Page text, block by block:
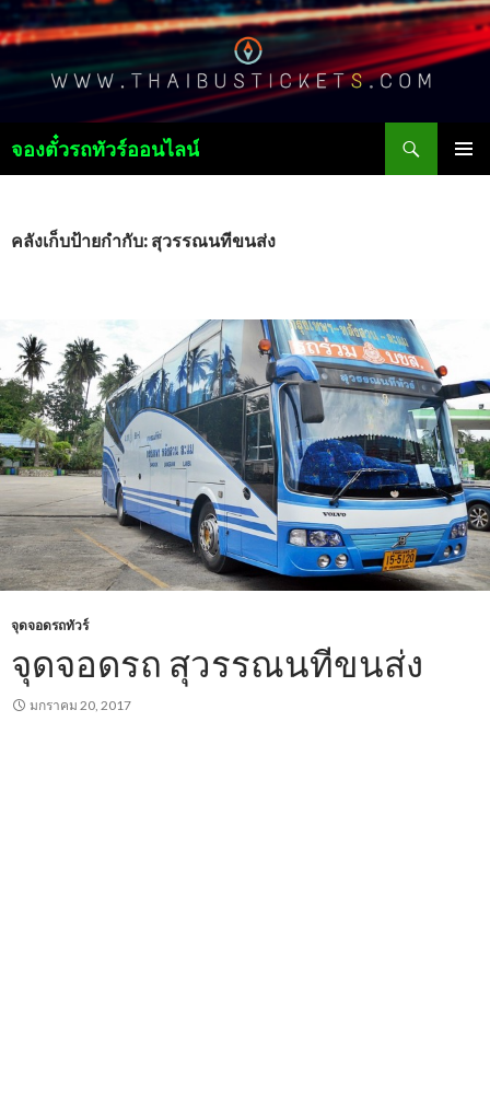
จองตั๋วรถทัวร์ออนไลน์
เนื้อหา
คลังเก็บป้ายกำกับ: สุวรรณนทีขนส่ง
จุดจอดรถทัวร์
จุดจอดรถ สุวรรณนทีขนส่ง
มกราคม 20, 2017